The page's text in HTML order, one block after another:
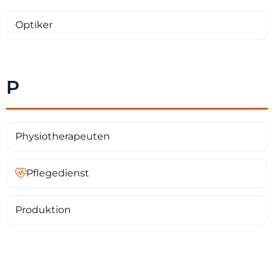
Optiker
P
Physiotherapeuten
Pflegedienst
Produktion